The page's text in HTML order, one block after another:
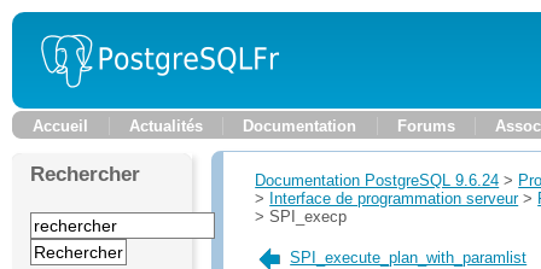
Accueil Actualités Documentation Forums
Rechercher Documentation PostgreSQL 9.6.24 >
> Interface de programmation serveur>
>SPI_execp
SPI_execute_plan_with_paramlist